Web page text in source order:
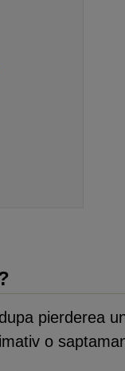
pierderea
o